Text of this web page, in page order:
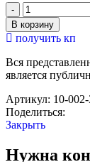
Количество
товара
Лабораторная
установка
емкости
конденсатора
по
его
В корзину
получить кп
Вся
является
Артикул: 10-
Поделиться:
Закрыть
Нужна